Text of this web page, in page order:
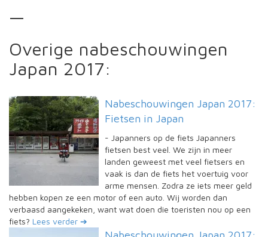
—
Overige nabeschouwingen
Japan 2017:
Nabeschouwingen Japan 2017:
Fietsen in Japan
- Japanners op de fiets Japanners
fietsen best veel. We zijn in meer
landen geweest met veel fietsers en
vaak is dan de fiets het voertuig voor
arme mensen. Zodra ze iets meer geld
hebben kopen ze een motor of een auto. Wij worden dan
verbaasd aangekeken, want wat doen die toeristen nou op een
fiets? Lees verder ➔